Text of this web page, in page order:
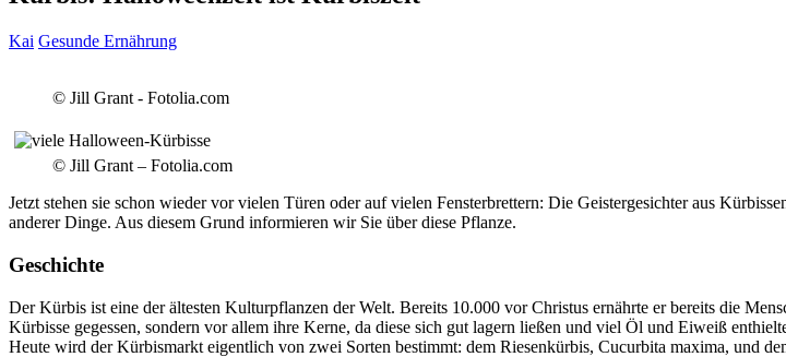
Kai Gesunde Ernährung
© Jill Grant - Fotolia.com
© Jill Grant – Fotolia.com
Jetzt stehen sie schon wieder vor vielen Türen oder auf vielen Fensterbrettern: Die Geistergesichter aus
anderer Dinge. Aus diesem Grund informieren wir Sie über diese Pflanze.
Geschichte
Der Kürbis ist eine der ältesten Kulturpflanzen der Welt. Bereits 10.000 vor Christus ernährte er bereits die
Kürbisse gegessen, sondern vor allem ihre Kerne, da diese sich gut lagern ließen und viel Öl und Eiweiß
Heute wird der Kürbismarkt eigentlich von zwei Sorten bestimmt: dem Riesenkürbis, Cucurbita maxima, und